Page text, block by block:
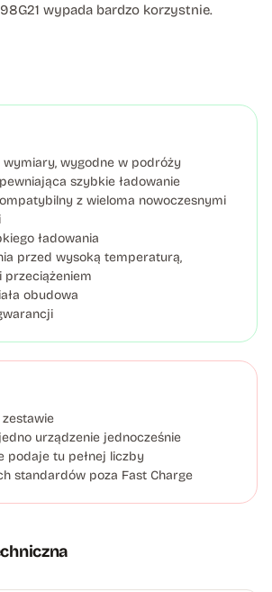
wypada bardzo korzystnie.
wygodne w podróży
szybkie ładowanie
z wieloma nowoczesnymi
ładowania
przed wysoką temperaturą,
przeciążeniem
obudowa
urządzenie jednocześnie
podaje tu pełnej liczby
standardów poza Fast Charge